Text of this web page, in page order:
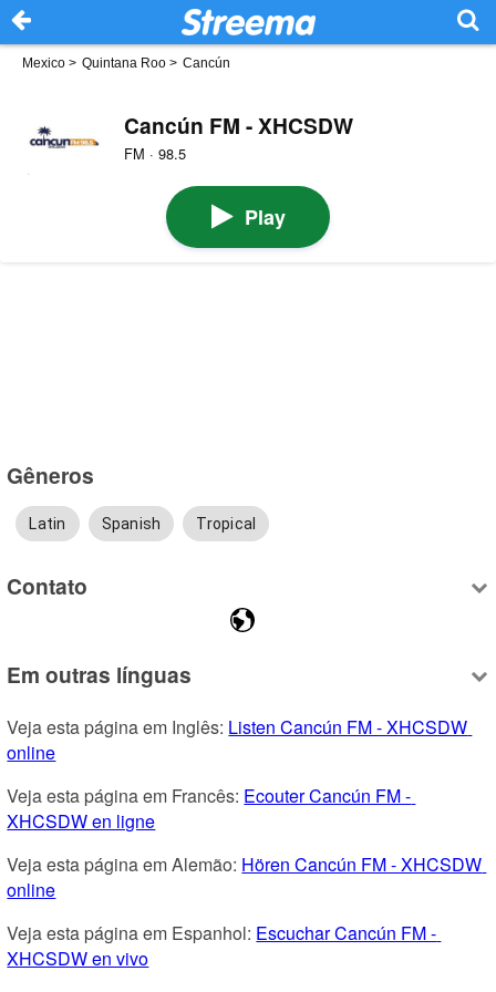
Mexico > Quintana Roo > Cancún
Cancún FM - XHCSDW
FM · 98.5
Play
Gêneros
Latin Spanish Tropical
Contato
Em outras línguas
Veja esta página em Inglês: Listen Cancún FM - XHCSDW
online
Veja esta página em Francês: Ecouter Cancún FM -
XHCSDW en ligne
Veja esta página em Alemão: Hören Cancún FM - XHCSDW
online
Veja esta página em Espanhol: Escuchar Cancún FM -
XHCSDW en vivo